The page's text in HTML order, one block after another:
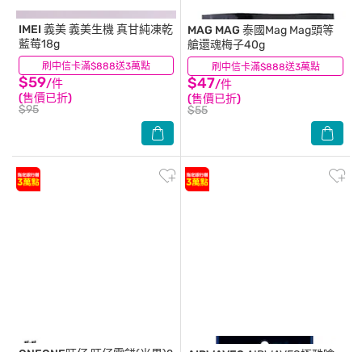
刷中信卡滿$888送3萬點
IMEI 義美義美生機 真甘純凍乾
藍莓18g
$59/件
(售價已折)
$95
(1) 刷中信卡滿$888送3萬點
MAG MAG 泰國Mag Mag頭等
艙還魂梅子40g
$47/件
(售價已折)
$55
(33)